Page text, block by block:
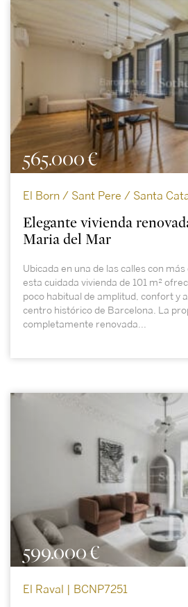
565.000 €
El Born / Sant Pere / Santa
Elegante vivienda
Maria del Mar
Ubicada en una de las calles con más
esta cuidada vivienda de 101 m²
poco habitual de amplitud, confort y
centro histórico de Barcelona. La
completamente renovada...
599.000 €
El Raval | BCNP7251